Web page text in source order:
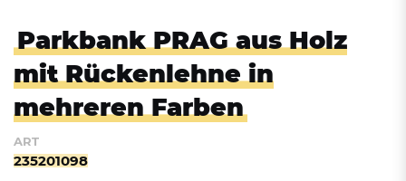
Parkbank PRAG aus Holz
mit Rückenlehne in
mehreren Farben
ART
235201098